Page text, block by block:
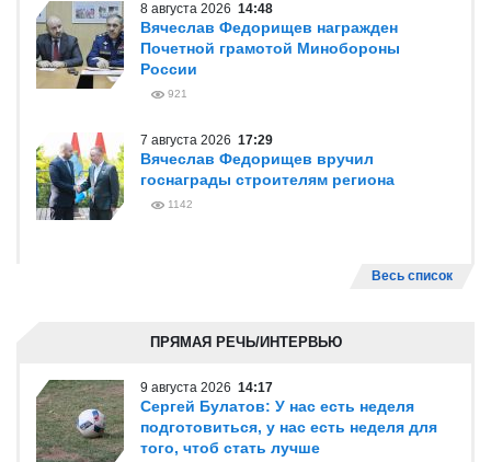
8 августа 2026 14:48
Вячеслав Федорищев награжден
Почетной грамотой Минобороны
России
921
7 августа 2026 17:29
Вячеслав Федорищев вручил
госнаграды строителям региона
1142
Весь список
ПРЯМАЯ РЕЧЬ/ИНТЕРВЬЮ
9 августа 2026 14:17
Сергей Булатов: У нас есть неделя
подготовиться, у нас есть неделя для
того, чтоб стать лучше